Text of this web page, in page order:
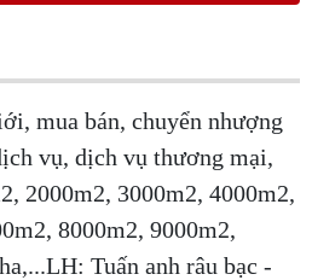
mua bán, chuyển nhượng
vụ, dịch vụ thương mại,
2000m2, 3000m2, 4000m2,
8000m2, 9000m2,
Tuấn anh râu bạc -